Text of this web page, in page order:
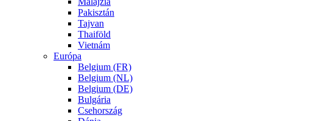
Pakisztán
Tajvan
Thaiföld
Vietnám
Európa
Belgium (FR)
Belgium (NL)
Belgium (DE)
Bulgária
Csehország